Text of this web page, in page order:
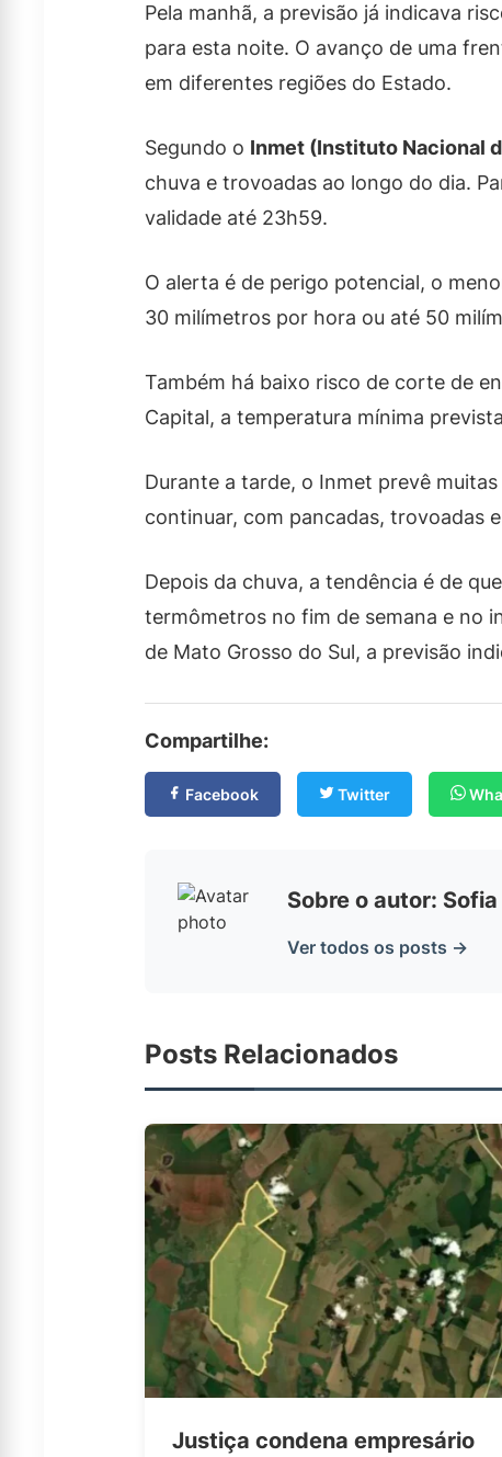
Pela manhã, a previsão já indicava
para esta noite. O avanço de uma
em diferentes regiões do Estado.
Segundo o Inmet (Instituto Nacional
chuva e trovoadas ao longo do dia.
validade até 23h59.
O alerta é de perigo potencial, o
30 milímetros por hora ou até 50
Também há baixo risco de corte de
Capital, a temperatura mínima
Durante a tarde, o Inmet prevê
continuar, com pancadas, trovoadas
Depois da chuva, a tendência é de
termômetros no fim de semana e no
de Mato Grosso do Sul, a previsão
Compartilhe:
Facebook Twitter
Sobre o autor:
Ver todos os posts →
Posts Relacionados
Justiça condena empresário